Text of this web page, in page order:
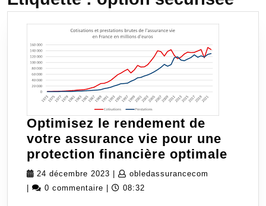
Optimisez le rendement de
votre assurance vie pour une
protection financière optimale
24 décembre 2023 24
décembre
obledassurancecom
0 commentaire 08:32